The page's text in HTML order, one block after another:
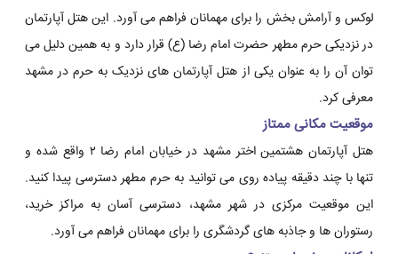
لوکس و آرامش بخش را برای مهمانان فراهم می آورد. این هتل آپارتمان
در نزدیکی حرم مطهر حضرت امام رضا (ع) قرار دارد و به همین دلیل می
توان آن را به عنوان یکی از هتل آپارتمان های نزدیک به حرم در مشهد
معرفی کرد.
موقعیت مکانی ممتاز
هتل آپارتمان هشتمین اختر مشهد در خیابان امام رضا ۲ واقع شده و
تنها با چند دقیقه پیاده روی می توانید به حرم مطهر دسترسی پیدا کنید.
این موقعیت مرکزی در شهر مشهد، دسترسی آسان به مراکز خرید،
رستوران ها و جاذبه های گردشگری را برای مهمانان فراهم می آورد.